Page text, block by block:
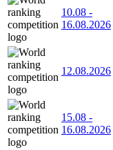
10.08 -
16.08.2026
12.08.2026
15.08 -
16.08.2026